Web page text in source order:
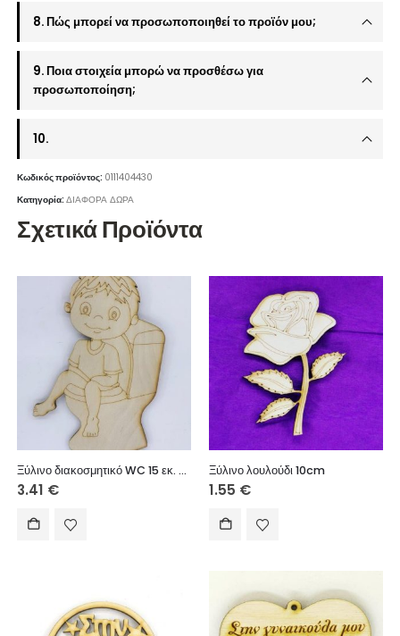
8. Πώς μπορεί να προσωποποιηθεί το προϊόν μου;
9. Ποια στοιχεία μπορώ να προσθέσω για
προσωποποίηση;
10.
Κωδικός προϊόντος: 0111404430
Κατηγορία:ΔΙΑΦΟΡΑ ΔΩΡΑ
Σχετικά Προϊόντα
Ξύλινο διακοσμητικό WC 15 εκ. (αγόρι)
3.41 €
Ξύλινο λουλούδι 10cm
1.55 €